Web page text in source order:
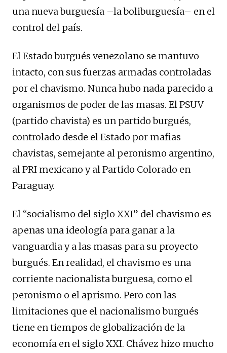
una nueva burguesía –la boliburguesía– en el
control del país.
El Estado burgués venezolano se mantuvo
intacto, con sus fuerzas armadas controladas
por el chavismo. Nunca hubo nada parecido a
organismos de poder de las masas. El PSUV
(partido chavista) es un partido burgués,
controlado desde el Estado por mafias
chavistas, semejante al peronismo argentino,
al PRI mexicano y al Partido Colorado en
Paraguay.
El “socialismo del siglo XXI” del chavismo es
apenas una ideología para ganar a la
vanguardia y a las masas para su proyecto
burgués. En realidad, el chavismo es una
corriente nacionalista burguesa, como el
peronismo o el aprismo. Pero con las
limitaciones que el nacionalismo burgués
tiene en tiempos de globalización de la
economía en el siglo XXI. Chávez hizo mucho